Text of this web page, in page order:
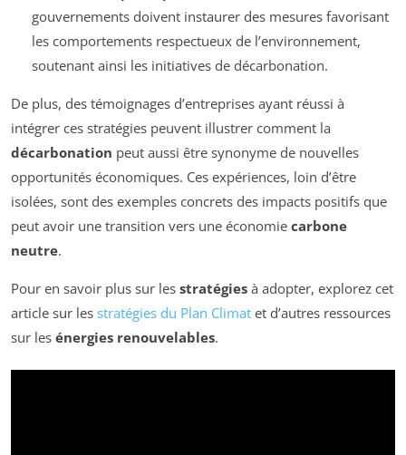
gouvernements doivent instaurer des mesures favorisant
les comportements respectueux de l’environnement,
soutenant ainsi les initiatives de décarbonation.
De plus, des témoignages d’entreprises ayant réussi à
intégrer ces stratégies peuvent illustrer comment la
décarbonation peut aussi être synonyme de nouvelles
opportunités économiques. Ces expériences, loin d’être
isolées, sont des exemples concrets des impacts positifs que
peut avoir une transition vers une économie carbone
neutre.
Pour en savoir plus sur les stratégies à adopter, explorez cet
article sur les stratégies du Plan Climat et d’autres ressources
sur les énergies renouvelables.